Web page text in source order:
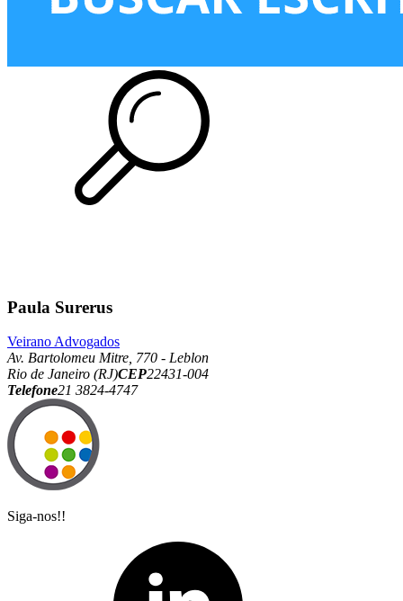
Paula Surerus
Veirano Advogados
Av. Bartolomeu Mitre, 770 - Leblon
Rio de Janeiro (RJ)CEP22431-004
Telefone21 3824-4747
Siga-nos!!